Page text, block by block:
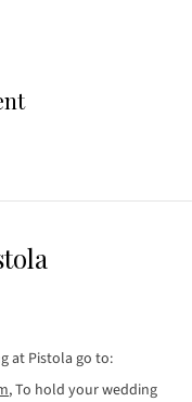
at Pistola go to:
, To hold your wedding